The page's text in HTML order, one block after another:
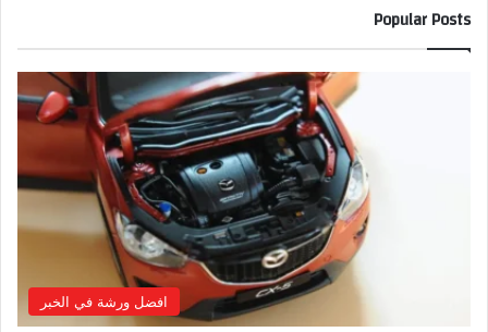
Popular Posts
افضل ورشة في الخبر